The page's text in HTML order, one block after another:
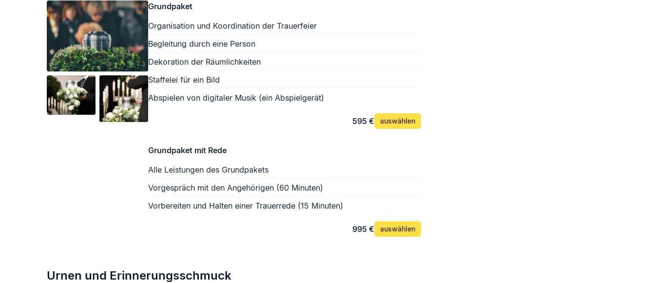
Grundpaket
Organisation und Koordination der Trauerfeier
Begleitung durch eine Person
Dekoration der Räumlichkeiten
Staffelei für ein Bild
Abspielen von digitaler Musik (ein Abspielgerät)
595 € auswählen
Grundpaket mit Rede
Alle Leistungen des Grundpakets
Vorgespräch mit den Angehörigen (60 Minuten)
Vorbereiten und Halten einer Trauerrede (15 Minuten)
995 € auswählen
Urnen und Erinnerungsschmuck